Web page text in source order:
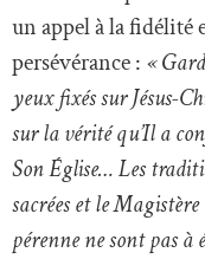
un appel à la fidélité
persévérance : «
yeux fixés sur Jésus-
sur la vérité qu’Il a
Son Église… Les
sacrées et le Magistère
pérenne ne sont pas à